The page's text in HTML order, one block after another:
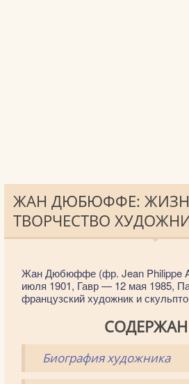
ЖАН ДЮБЮФФЕ:
ТВОРЧЕСТВО
Жан Дюбюффе (фр. Jean Philippe
июля 1901, Гавр — 12 мая 1985,
французский художник и
Биография художника